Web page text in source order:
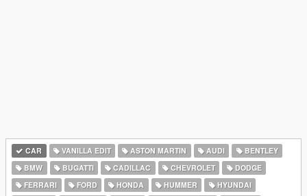
CAR VANILLA EDIT ASTON MARTIN AUDI
BENTLEY
BMW
BUGATTI CADILLAC CHEVROLET
DODGE
FERRARI
FORD HONDA HUMMER
HYUNDAI